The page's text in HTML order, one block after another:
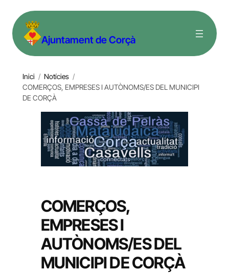
contingut Ajuntament de Corçà
Inici / Notícies /
COMERÇOS, EMPRESES I AUTÒNOMS/ES DEL MUNICIPI
DE CORÇÀ
COMERÇOS,
EMPRESES I
AUTÒNOMS/ES DEL
MUNICIPI DE CORÇÀ